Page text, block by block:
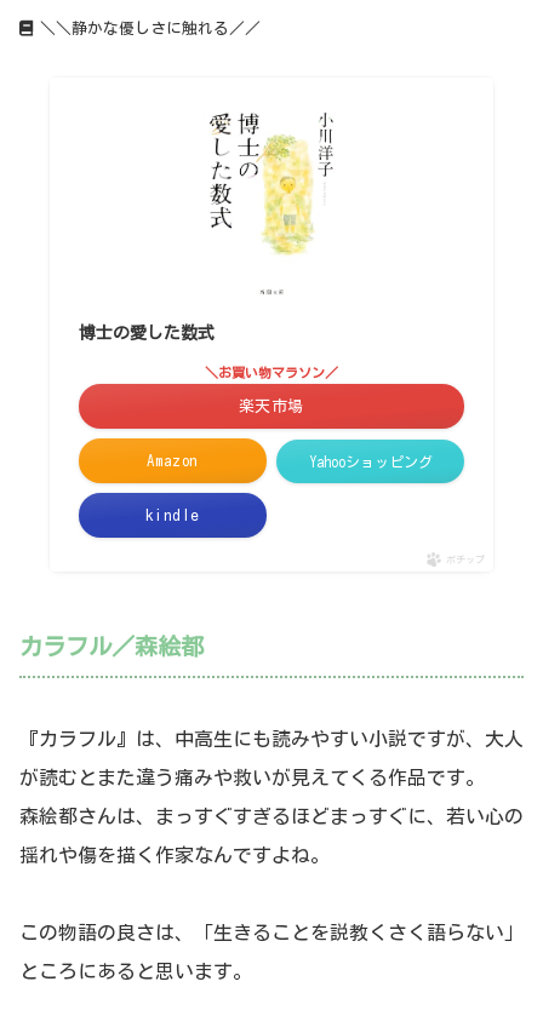
＼＼静かな優しさに触れる／／
博士の愛した数式
Amazon
＼お買い物マラソン／
楽天市場
Yahooショッピング
kindle
ポチップ
カラフル／森絵都
『カラフル』は、中高生にも読みやすい小説ですが、大人
が読むとまた違う痛みや救いが見えてくる作品です。
森絵都さんは、まっすぐすぎるほどまっすぐに、若い心の
揺れや傷を描く作家なんですよね。
この物語の良さは、「生きることを説教くさく語らない」
ところにあると思います。